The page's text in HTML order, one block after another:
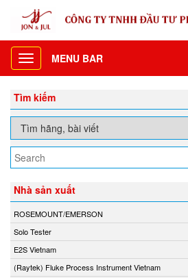
Toggle
navigation
MENU BAR
Tìm kiếm
Nhà sản xuất
ROSEMOUNT/EMERSON
Solo Tester
E2S Vietnam
(Raytek) Fluke Process Instrument Vietnam